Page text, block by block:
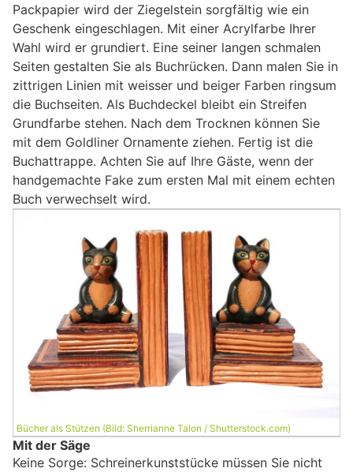
Packpapier wird der Ziegelstein sorgfältig wie ein
Geschenk eingeschlagen. Mit einer Acrylfarbe Ihrer
Wahl wird er grundiert. Eine seiner langen schmalen
Seiten gestalten Sie als Buchrücken. Dann malen Sie in
zittrigen Linien mit weisser und beiger Farben ringsum
die Buchseiten. Als Buchdeckel bleibt ein Streifen
Grundfarbe stehen. Nach dem Trocknen können Sie
mit dem Goldliner Ornamente ziehen. Fertig ist die
Buchattrappe. Achten Sie auf Ihre Gäste, wenn der
handgemachte Fake zum ersten Mal mit einem echten
Buch verwechselt wird.
Bücher als Stützen (Bild: Sherrianne Talon / Shutterstock.com)
Mit der Säge
Keine Sorge: Schreinerkunststücke müssen Sie nicht